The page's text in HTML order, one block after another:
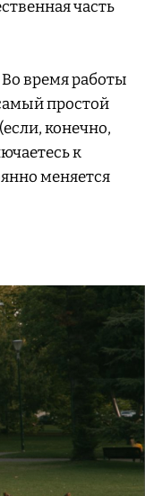
часть
Во время работы
простой
конечно,
к
меняется